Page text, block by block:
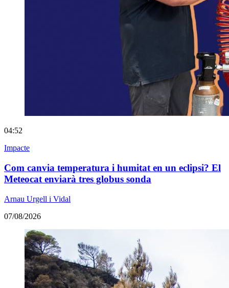
04:52
Impacte
Com canvia temperatura i humitat en un eclipsi? El
Meteocat enviarà tres globus sonda
Arnau Urgell i Vidal
07/08/2026